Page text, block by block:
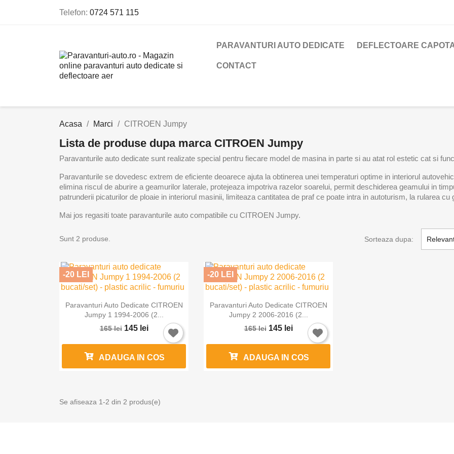
Telefon: 0724 571 115
PARAVANTURI AUTO DEDICATE DEFLECTOARE
CONTACT
Acasa Marci CITROEN Jumpy
Lista de produse dupa marca CITROEN Jumpy
Paravanturile auto dedicate sunt realizate special pentru fiecare model de masina in parte si au atat rol estetic cat si
Paravanturile se dovedesc extrem de eficiente deoarece ajuta la obtinerea unei temperaturi optime in interiorul
elimina riscul de aburire a geamurilor laterale, protejeaza impotriva razelor soarelui, permit deschiderea geamului in
patrunderii picaturilor de ploaie in interiorul masinii, limiteaza cantitatea de praf ce poate intra in autoturism, la rularea cu
Mai jos regasiti toate paravanturile auto compatibile cu CITROEN Jumpy.
Sunt 2 produse. Sorteaza dupa:
 Vizualizare rapida
Paravanturi Auto Dedicate CITROEN
Jumpy 1 1994-2006 (2...
165 lei 145 lei
-20 LEI
ADAUGA IN COS
 Vizualizare rapida
Paravanturi Auto Dedicate CITROEN
Jumpy 2 2006-2016 (2...
165 lei 145 lei
-20 LEI
ADAUGA IN COS
Se afiseaza 1-2 din 2 produs(e)